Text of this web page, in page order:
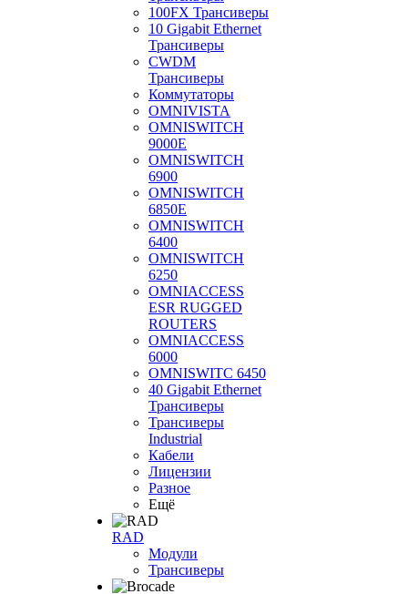
100FX Трансиверы
10 Gigabit Ethernet
Трансиверы
CWDM
Трансиверы
Коммутаторы
OMNIVISTA
OMNISWITCH
9000E
OMNISWITCH
6900
OMNISWITCH
6850E
OMNISWITCH
6400
OMNISWITCH
6250
OMNIACCESS
ESR RUGGED
ROUTERS
OMNIACCESS
6000
OMNISWITC 6450
40 Gigabit Ethernet
Трансиверы
Трансиверы
Industrial
Кабели
Лицензии
Разное
Ещё
RAD
Модули
Трансиверы